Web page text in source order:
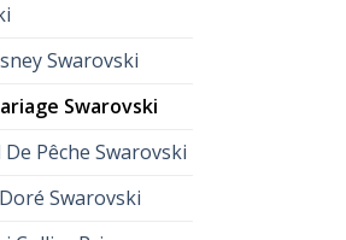
Swarovski
Swarovski
Pêche Swarovski
Swarovski